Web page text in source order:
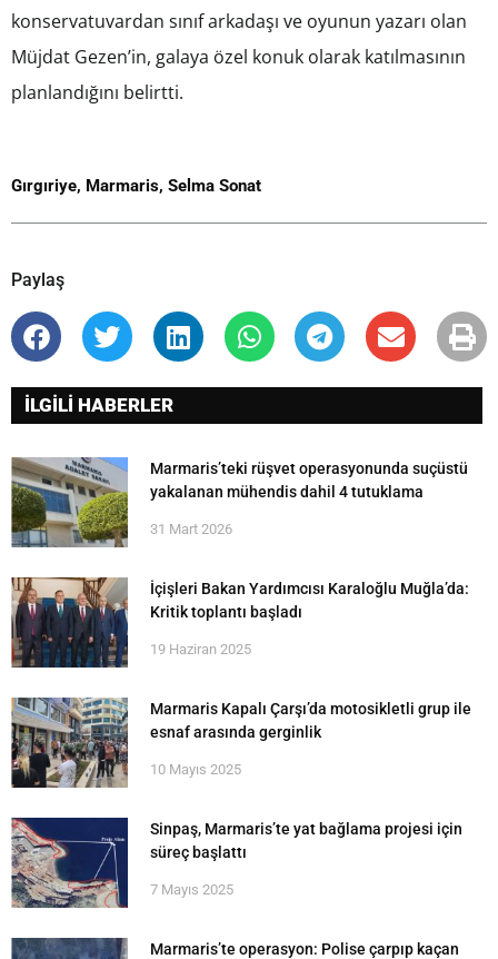
konservatuvardan sınıf arkadaşı ve oyunun yazarı olan
Müjdat Gezen’in, galaya özel konuk olarak katılmasının
planlandığını belirtti.
Gırgıriye, Marmaris, Selma Sonat
Paylaş
İLGİLİ HABERLER
Marmaris’teki rüşvet operasyonunda suçüstü
yakalanan mühendis dahil 4 tutuklama
31 Mart 2026
İçişleri Bakan Yardımcısı Karaloğlu Muğla’da:
Kritik toplantı başladı
19 Haziran 2025
Marmaris Kapalı Çarşı’da motosikletli grup ile
esnaf arasında gerginlik
10 Mayıs 2025
Sinpaş, Marmaris’te yat bağlama projesi için
süreç başlattı
7 Mayıs 2025
Marmaris’te operasyon: Polise çarpıp kaçan